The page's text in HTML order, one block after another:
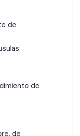
de
de
de